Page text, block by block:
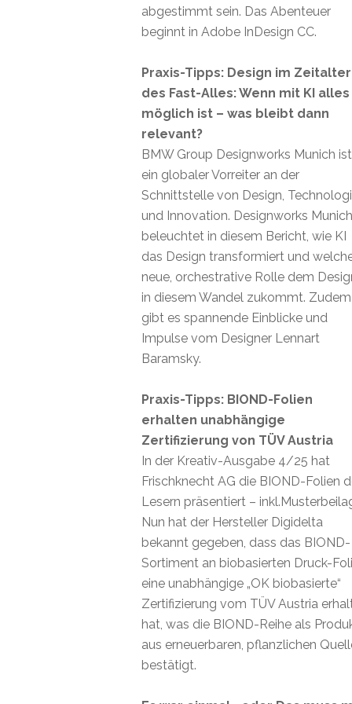
abgestimmt sein. Das Abenteuer
beginnt in Adobe InDesign CC.
Praxis-Tipps: Design im Zeitalter
des Fast-Alles: Wenn mit KI alles
möglich ist – was bleibt dann
relevant?
BMW Group Designworks Munich ist
ein globaler Vorreiter an der
Schnittstelle von Design,
und Innovation. Designworks Munich
beleuchtet in diesem Bericht, wie KI
das Design transformiert und
neue, orchestrative Rolle dem
in diesem Wandel zukommt. Zudem
gibt es spannende Einblicke und
Impulse vom Designer Lennart
Baramsky.
Praxis-Tipps: BIOND-Folien
erhalten unabhängige
Zertifizierung von TÜV Austria
In der Kreativ-Ausgabe 4/25 hat
Frischknecht AG die BIOND-Folien
Lesern präsentiert –
Nun hat der Hersteller Digidelta
bekannt gegeben, dass das BIOND-
Sortiment an biobasierten Druck-
eine unabhängige „OK biobasierte“
Zertifizierung vom TÜV Austria
hat, was die BIOND-Reihe als
aus erneuerbaren, pflanzlichen
bestätigt.